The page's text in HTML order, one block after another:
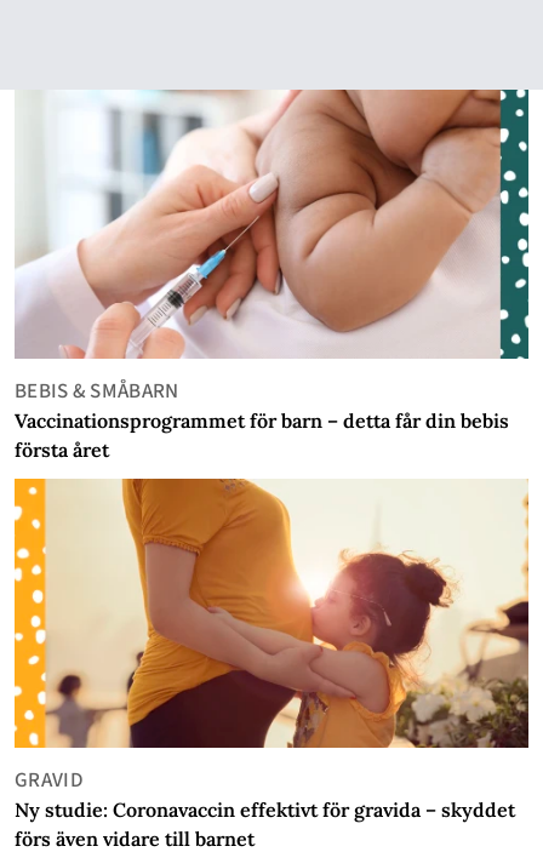
BEBIS & SMÅBARN
Vaccinationsprogrammet för barn – detta får din bebis
första året
GRAVID
Ny studie: Coronavaccin effektivt för gravida – skyddet
förs även vidare till barnet